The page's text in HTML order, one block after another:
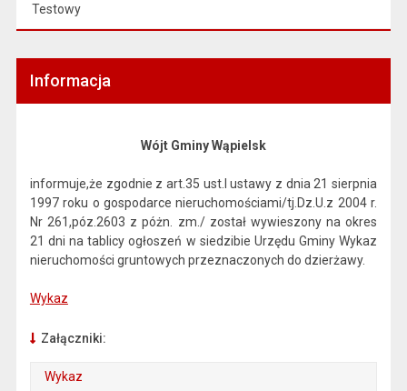
Testowy
Informacja
Wójt Gminy Wąpielsk
informuje,że zgodnie z art.35 ust.l ustawy z dnia 21 sierpnia
1997 roku o gospodarce nieruchomościami/tj.Dz.U.z 2004 r.
Nr 261,póz.2603 z póżn. zm./ został wywieszony na okres
21 dni na tablicy ogłoszeń w siedzibie Urzędu Gminy Wykaz
nieruchomości gruntowych przeznaczonych do dzierżawy.
Wykaz
Załączniki:
Wykaz